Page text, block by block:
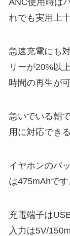
ANC使用時は
れでも実用上
急速充電にも
リーが20%以
時間の再生が
急いでいる朝
用に対応でき
イヤホンのバ
は475mAhです
充電端子は
入力は5V/